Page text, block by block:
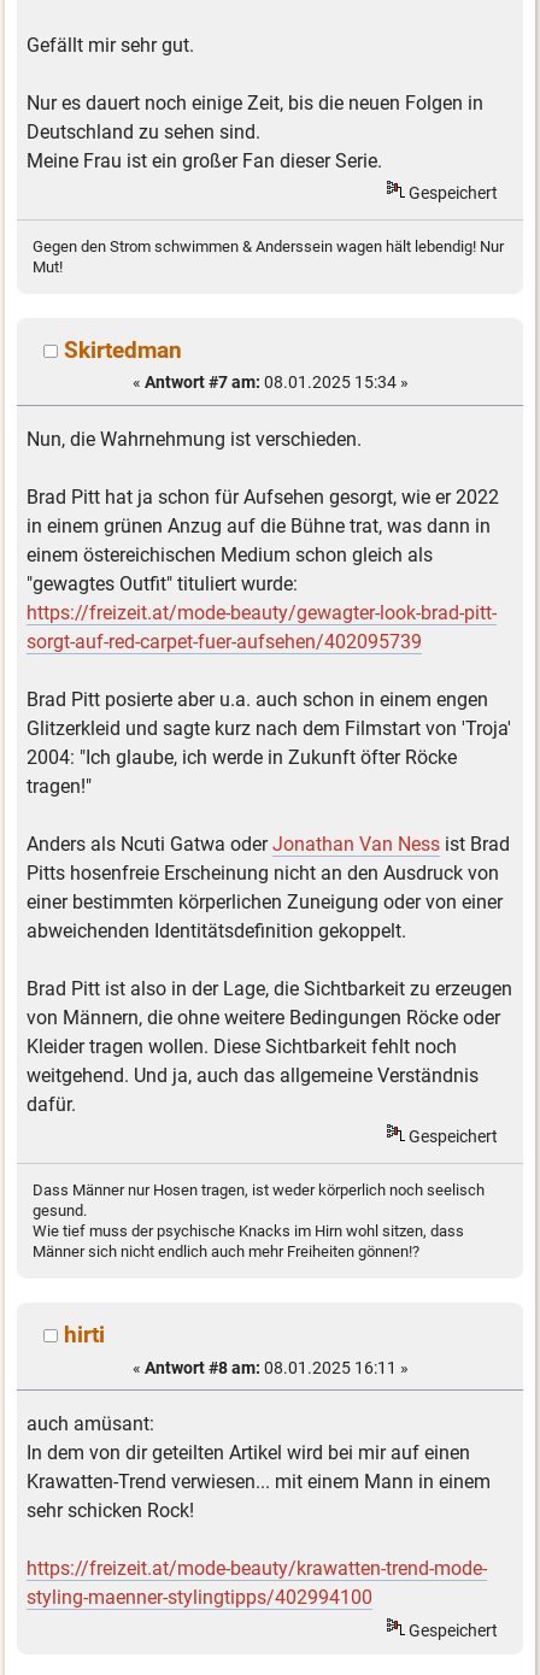
Gefällt mir sehr gut.
Nur es dauert noch einige Zeit, bis die neuen Folgen in
Deutschland zu sehen sind.
Meine Frau ist ein großer Fan dieser Serie.
Gespeichert
Gegen den Strom schwimmen & Anderssein wagen hält lebendig! Nur
Mut!
Skirtedman
« Antwort #7 am: 08.01.2025 15:34 »
Nun, die Wahrnehmung ist verschieden.
Brad Pitt hat ja schon für Aufsehen gesorgt, wie er 2022
in einem grünen Anzug auf die Bühne trat, was dann in
einem östereichischen Medium schon gleich als
"gewagtes Outfit" tituliert wurde:
https://freizeit.at/mode-beauty/gewagter-look-brad-pitt-
sorgt-auf-red-carpet-fuer-aufsehen/402095739
Brad Pitt posierte aber u.a. auch schon in einem engen
Glitzerkleid und sagte kurz nach dem Filmstart von 'Troja'
2004: "Ich glaube, ich werde in Zukunft öfter Röcke
tragen!"
Anders als Ncuti Gatwa oderJonathan Van Ness ist Brad
Pitts hosenfreie Erscheinung nicht an den Ausdruck von
einer bestimmten körperlichen Zuneigung oder von einer
abweichenden Identitätsdefinition gekoppelt.
Brad Pitt ist also in der Lage, die Sichtbarkeit zu erzeugen
von Männern, die ohne weitere Bedingungen Röcke oder
Kleider tragen wollen. Diese Sichtbarkeit fehlt noch
weitgehend. Und ja, auch das allgemeine Verständnis
dafür.
Gespeichert
Dass Männer nur Hosen tragen, ist weder körperlich noch seelisch
gesund.
Wie tief muss der psychische Knacks im Hirn wohl sitzen, dass
Männer sich nicht endlich auch mehr Freiheiten gönnen!?
hirti
« Antwort #8 am: 08.01.2025 16:11 »
auch amüsant:
In dem von dir geteilten Artikel wird bei mir auf einen
Krawatten-Trend verwiesen... mit einem Mann in einem
sehr schicken Rock!
https://freizeit.at/mode-beauty/krawatten-trend-mode-
styling-maenner-stylingtipps/402994100
Gespeichert